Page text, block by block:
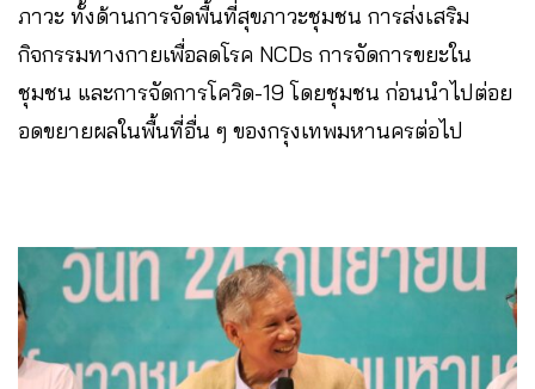
ภาวะ ทั้งด้านการจัดพื้นที่สุขภาวะชุมชน การส่งเสริม
กิจกรรมทางกายเพื่อลดโรค NCDs การจัดการขยะใน
ชุมชน และการจัดการโควิด-19 โดยชุมชน ก่อนนำไปต่อย
อดขยายผลในพื้นที่อื่น ๆ ของกรุงเทพมหานครต่อไป